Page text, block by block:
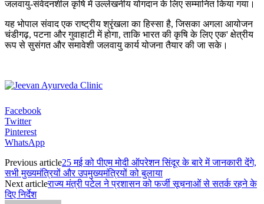
जलवायु-संवेदनशील कृषि में उल्लेखनीय योगदान के लिए सम्मानित किया गया।
यह भोपाल संवाद एक राष्ट्रीय श्रृंखला का हिस्सा है, जिसका अगला आयोजन
चंडीगढ़, पटना और गुवाहाटी में होगा, ताकि भारत की कृषि के लिए एक' क्षेत्रीय
रूप से सुसंगत और समावेशी जलवायु कार्य योजना तैयार की जा सके।
Facebook
Twitter
Pinterest
WhatsApp
Previous article25 मई को पीएम मोदी ऑपरेशन सिंदूर के बारे में जानकारी देंगे,
सभी मुख्यमंत्रियों और उपमुख्यमंत्रियों को बुलाया
Next articleराज्य मंत्री पटेल ने प्रशासन को फर्जी सूचनाओं से सतर्क रहने के
दिए निर्देश